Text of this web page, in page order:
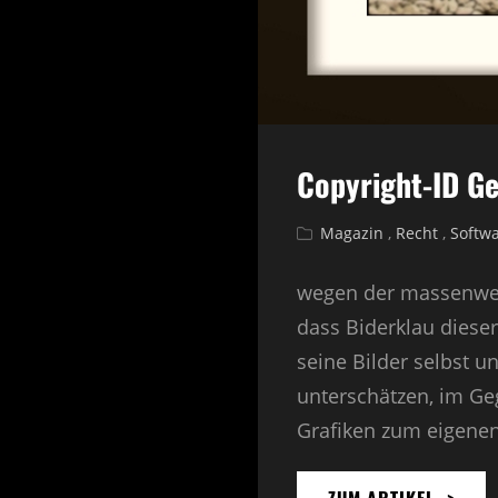
Copyright-ID
Cat
Magazin , Recht ,
wegen der
dass Biderklau
seine Bilder selbst
unterschätzen, im
Grafiken zum